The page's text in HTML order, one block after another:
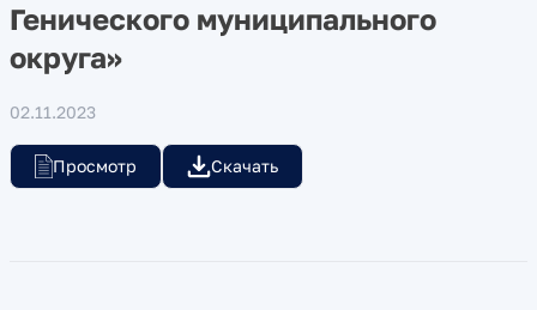
Генического муниципального
округа»
02.11.2023
Просмотр Скачать